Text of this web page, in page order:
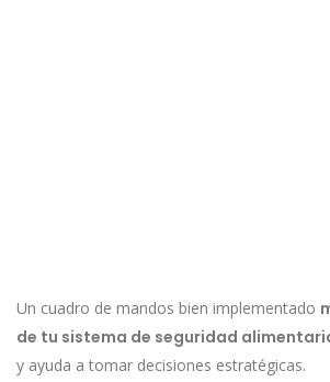
Un cuadro de mandos bien implementado
de tu sistema de seguridad
y ayuda a tomar decisiones estratégicas.